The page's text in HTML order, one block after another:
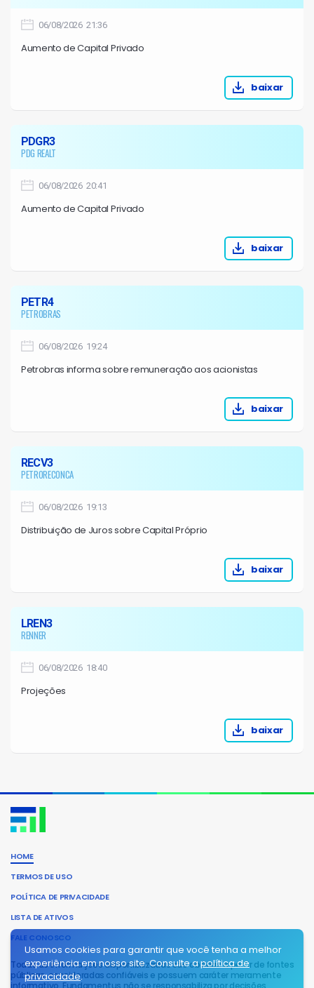
06/08/2026 21:36
Aumento de Capital Privado
baixar
PDGR3
PDG REALT
06/08/2026 20:41
Aumento de Capital Privado
baixar
PETR4
PETROBRAS
06/08/2026 19:24
Petrobras informa sobre remuneração aos acionistas
baixar
RECV3
PETRORECONCA
06/08/2026 19:13
Distribuição de Juros sobre Capital Próprio
baixar
LREN3
RENNER
06/08/2026 18:40
Projeções
baixar
HOME
TERMOS DE USO
POLÍTICA DE PRIVACIDADE
LISTA DE ATIVOS
FALE CONOSCO
Todas as informações disponibilizadas são obtidas a partir de fontes
públicas, consideradas confiáveis e possuem caráter meramente
informativo. Fundamentus não se responsabiliza por decisões
Usamos cookies para garantir que você tenha a melhor
experiência em nosso site. Consulte apolítica de
privacidade.